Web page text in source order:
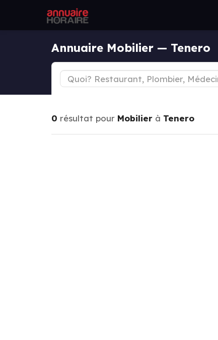
Annuaire Mobilier — Tenero
0 résultat pour Mobilier à Tenero